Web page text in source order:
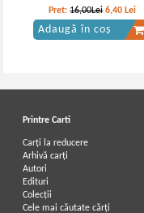
Pret:16,00Lei 6,40 Lei
Adaugă în coș
Printre Carti
Carți la reducere
Arhivă carți
Autori
Edituri
Colecții
Cele mai căutate cărți